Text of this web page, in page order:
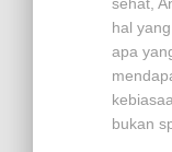
hal
apa
bukan